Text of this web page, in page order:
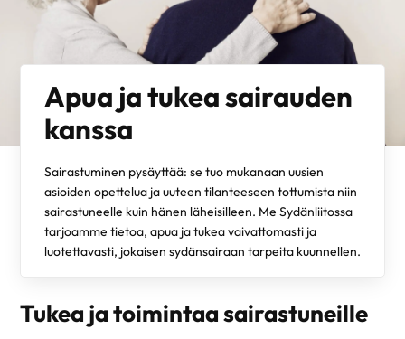
Apua ja tukea sairauden
kanssa
Sairastuminen pysäyttää: se tuo mukanaan uusien
asioiden opettelua ja uuteen tilanteeseen tottumista niin
sairastuneelle kuin hänen läheisilleen. Me Sydänliitossa
tarjoamme tietoa, apua ja tukea vaivattomasti ja
luotettavasti, jokaisen sydänsairaan tarpeita kuunnellen.
Tukea ja toimintaa sairastuneille